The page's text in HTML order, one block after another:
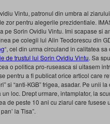
Vintu, patronul din umbra al
zor pentru alegerile prezidentiale.
Sorin Ovidiu Vintu. Imi scapase si
pe colegii lui Alin Teodorescu din
“, cel din urma circuland in calitatea
de trustul lui Sorin Ovidiu Vintu. Sa
o politica pro-ruseasca si uitasem
pentru a fi publicat orice articol care
si “anti-KGB” frigea, asadar. Pe unii
loc. Drept urmare, intamplator, la
de peste 10 ani cu ziarul care fusese
la Tisa”.